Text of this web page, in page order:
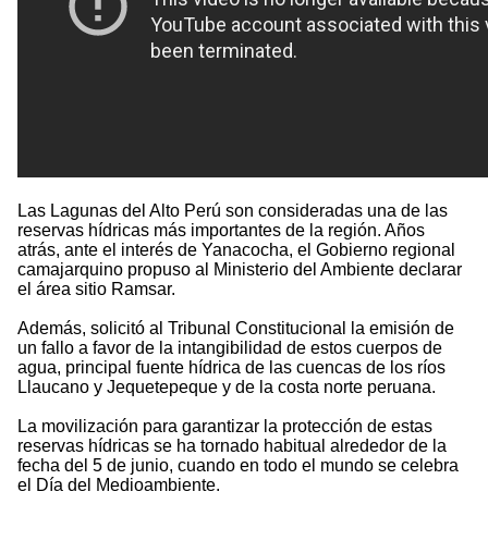
Las Lagunas del Alto Perú son consideradas una de las
reservas hídricas más importantes de la región. Años
atrás, ante el interés de Yanacocha, el Gobierno regional
camajarquino propuso al Ministerio del Ambiente declarar
el área sitio Ramsar.
Además, solicitó al Tribunal Constitucional la emisión de
un fallo a favor de la intangibilidad de estos cuerpos de
agua, principal fuente hídrica de las cuencas de los ríos
Llaucano y Jequetepeque y de la costa norte peruana.
La movilización para garantizar la protección de estas
reservas hídricas se ha tornado habitual alrededor de la
fecha del 5 de junio, cuando en todo el mundo se celebra
el Día del Medioambiente.